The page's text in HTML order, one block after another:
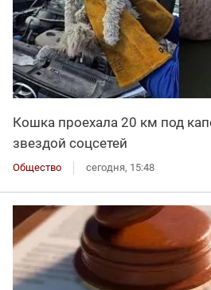
Кошка проехала 20 км под
звездой соцсетей
Общество сегодня, 15:48